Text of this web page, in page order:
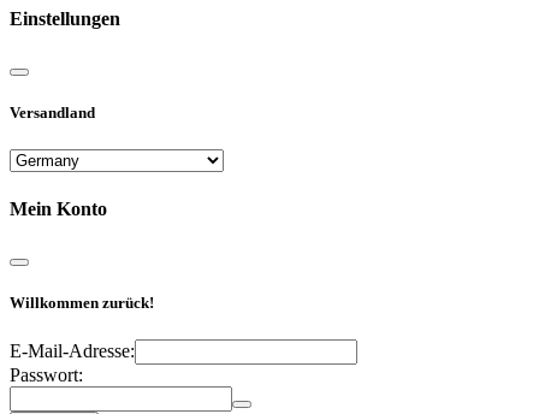
Einstellungen
Versandland
Mein Konto
Willkommen zurück!
E-Mail-Adresse:
Passwort: